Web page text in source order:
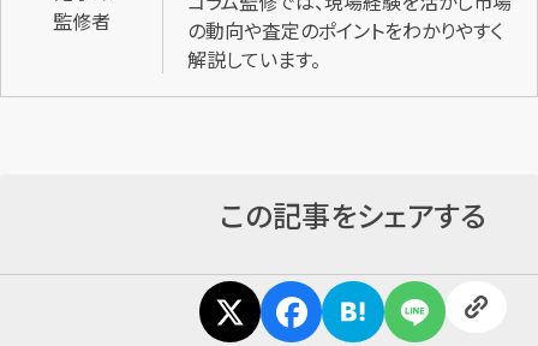
監修者
の動向や査定のポイントをわかりやすく
解説しています。
この記事をシェアする